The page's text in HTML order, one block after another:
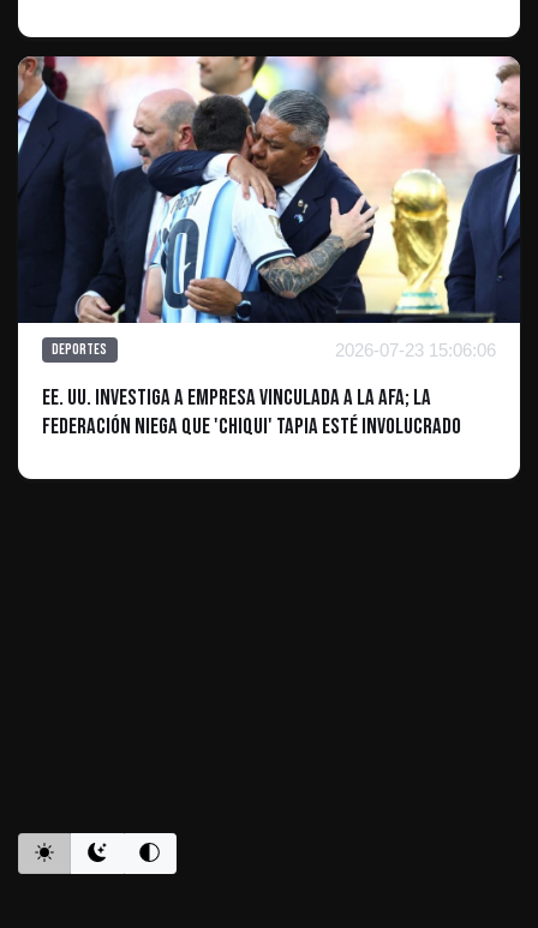
Deportes 2026-07-23 15:06:06
EE. UU. investiga a empresa vinculada a la AFA; la
Federación niega que 'Chiqui' Tapia esté involucrado